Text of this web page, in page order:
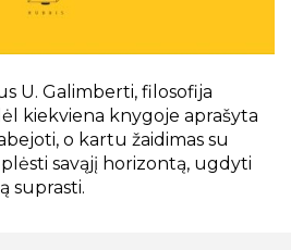
U. Galimberti, filosofija
kiekviena knygoje aprašyta
o kartu žaidimas su
savąjį horizontą, ugdyti
suprasti.